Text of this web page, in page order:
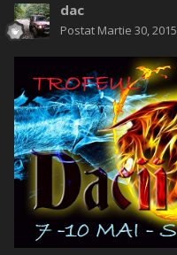
dac
Postat Martie 30, 2015